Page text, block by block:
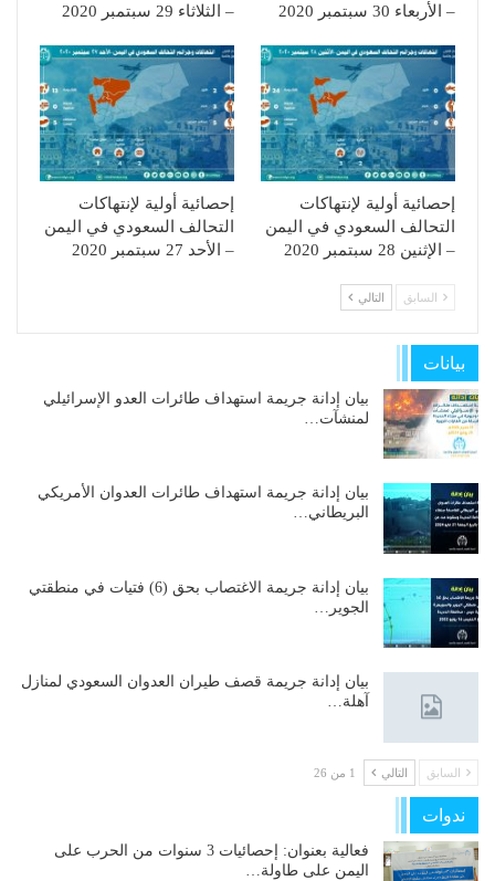
– الأربعاء 30 سبتمبر 2020
– الثلاثاء 29 سبتمبر 2020
إحصائية أولية لإنتهاكات
التحالف السعودي في اليمن
– الإثنين 28 سبتمبر 2020
إحصائية أولية لإنتهاكات
التحالف السعودي في اليمن
– الأحد 27 سبتمبر 2020
السابق التالي
بيانات
بيان إدانة جريمة استهداف طائرات العدو الإسرائيلي
لمنشآت…
بيان إدانة جريمة استهداف طائرات العدوان الأمريكي
البريطاني…
بيان إدانة جريمة الاغتصاب بحق (6) فتيات في منطقتي
الجوير…
بيان إدانة جريمة قصف طيران العدوان السعودي لمنازل
آهلة…
السابق التالي 1 من 26
ندوات
فعالية بعنوان: إحصائيات 3 سنوات من الحرب على
اليمن على طاولة…